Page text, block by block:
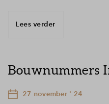
Lees verder
Bouwnummers
27 november ' 24